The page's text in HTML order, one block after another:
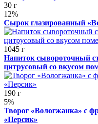
30 г
12%
Сырок глазированный
1045 г
Напиток сывороточный
цитрусовый со вкусом
190 г
5%
Творог «Вологжанка» с
«Персик»